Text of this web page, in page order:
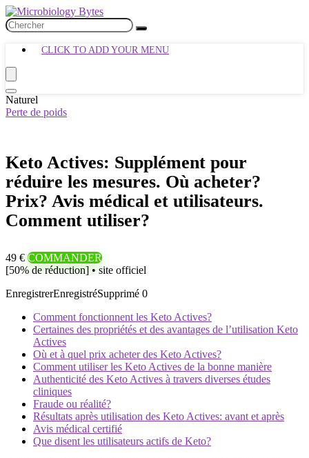
CLICK TO ADD YOUR MENU
Naturel
Perte de poids
Keto Actives: Supplément pour
réduire les mesures. Où acheter?
Prix? Avis médical et utilisateurs.
Comment utiliser?
49 € COMMANDER
[50% de réduction] • site officiel
EnregistrerEnregistréSupprimé 0
Comment fonctionnent les Keto Actives?
Certaines des propriétés et des avantages de l’utilisation Keto
Actives
Où et à quel prix acheter des Keto Actives?
Comment utiliser les Keto Actives de la bonne manière
Authenticité des Keto Actives à travers diverses études
cliniques
Fraude ou réalité?
Résultats après utilisation des Keto Actives: avant et après
Avis médical certifié
Que disent les utilisateurs actifs de Keto?